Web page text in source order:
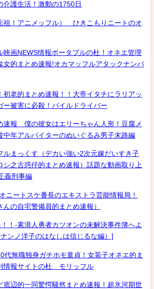
介護生活！激動の1750日
祖！アニメッフル） ひきこもりニートのオ
映画NEWS情報ポータブルの杜！オネエ管理
女的まとめ速報!オカマッフルアタックナンバ
初老的まとめ速報！！大帝イタチにラリアッ
ー被害に必殺！パイルドライバー
速報 僕の彼女はエリーちゃん人形！豆腐メ
中年アルバイターのぬいぐるみ男子末路編
ルまっくす（デカい強い2次元嫁だいすき子
シ之古惑仔的まとめ速報）話題な動画取り上
義刑事編
ニートスケ番長のエキストラ芸能情報局！
んの自宅警備員的まとめ速報）
！-素浪人勇者カツオンの未解決事件簿へよ
ンノ洋子のはなしは信じるな編）]
無職独身ガチホモ童貞！女装子オネエ的ま
情報サイトの杜 モリッフル
底辺的一同驚愕騒然まとめ速報！超氷河期世